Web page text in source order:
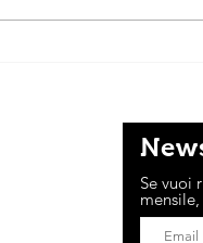
Se vuoi